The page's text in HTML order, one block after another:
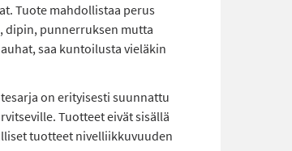
Tuote mahdollistaa perus
dipin, punnerruksen mutta
saa kuntoilusta vieläkin
on erityisesti suunnattu
Tuotteet eivät sisällä
tuotteet nivelliikkuvuuden